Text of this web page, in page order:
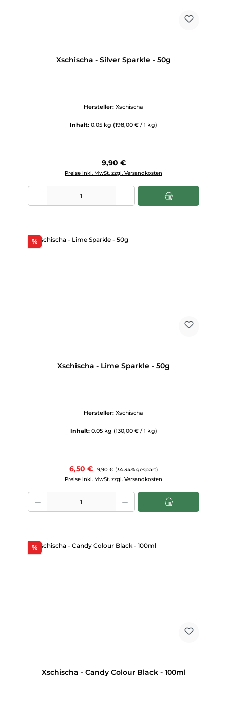
Xschischa - Silver Sparkle - 50g
Hersteller: Xschischa
Inhalt: 0.05 kg (198,00 € / 1 kg)
Regulärer Preis:
9,90 €
Preise inkl. MwSt. zzgl. Versandkosten
Produkt Anzahl: Gib den gewünschten Wert ein oder benutze die
%Rabatt
Xschischa - Lime Sparkle - 50g
Hersteller: Xschischa
Inhalt: 0.05 kg (130,00 € / 1 kg)
Verkaufspreis:
6,50 € Regulärer Preis:
9,90 € (34.34% gespart)
Preise inkl. MwSt. zzgl. Versandkosten
Produkt Anzahl: Gib den gewünschten Wert ein oder benutze die
%Rabatt
Xschischa - Candy Colour Black - 100ml